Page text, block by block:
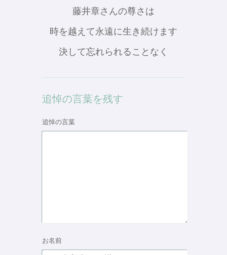
藤井章さんの尊さは
時を越えて永遠に生き続けます
決して忘れられることなく
追悼の言葉を残す
追悼の言葉
お名前